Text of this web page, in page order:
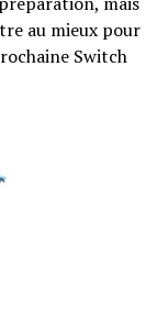
au mieux pour
Switch